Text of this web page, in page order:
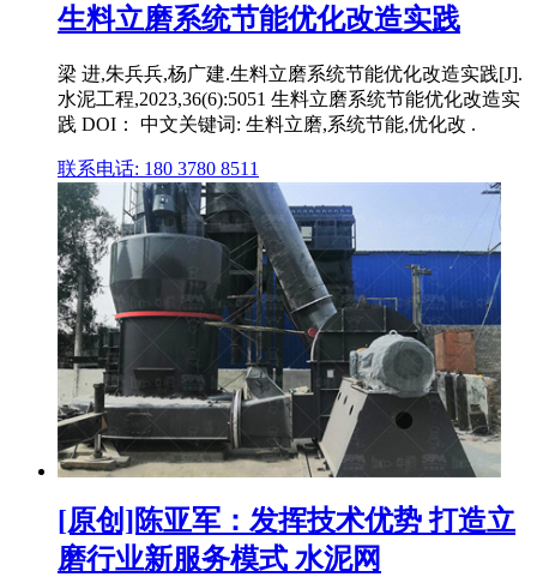
生料立磨系统节能优化改造实践
梁 进,朱兵兵,杨广建.生料立磨系统节能优化改造实践[J].
水泥工程,2023,36(6):5051 生料立磨系统节能优化改造实
践 DOI： 中文关键词: 生料立磨,系统节能,优化改 .
联系电话: 180 3780 8511
[原创]陈亚军：发挥技术优势 打造立
磨行业新服务模式 水泥网